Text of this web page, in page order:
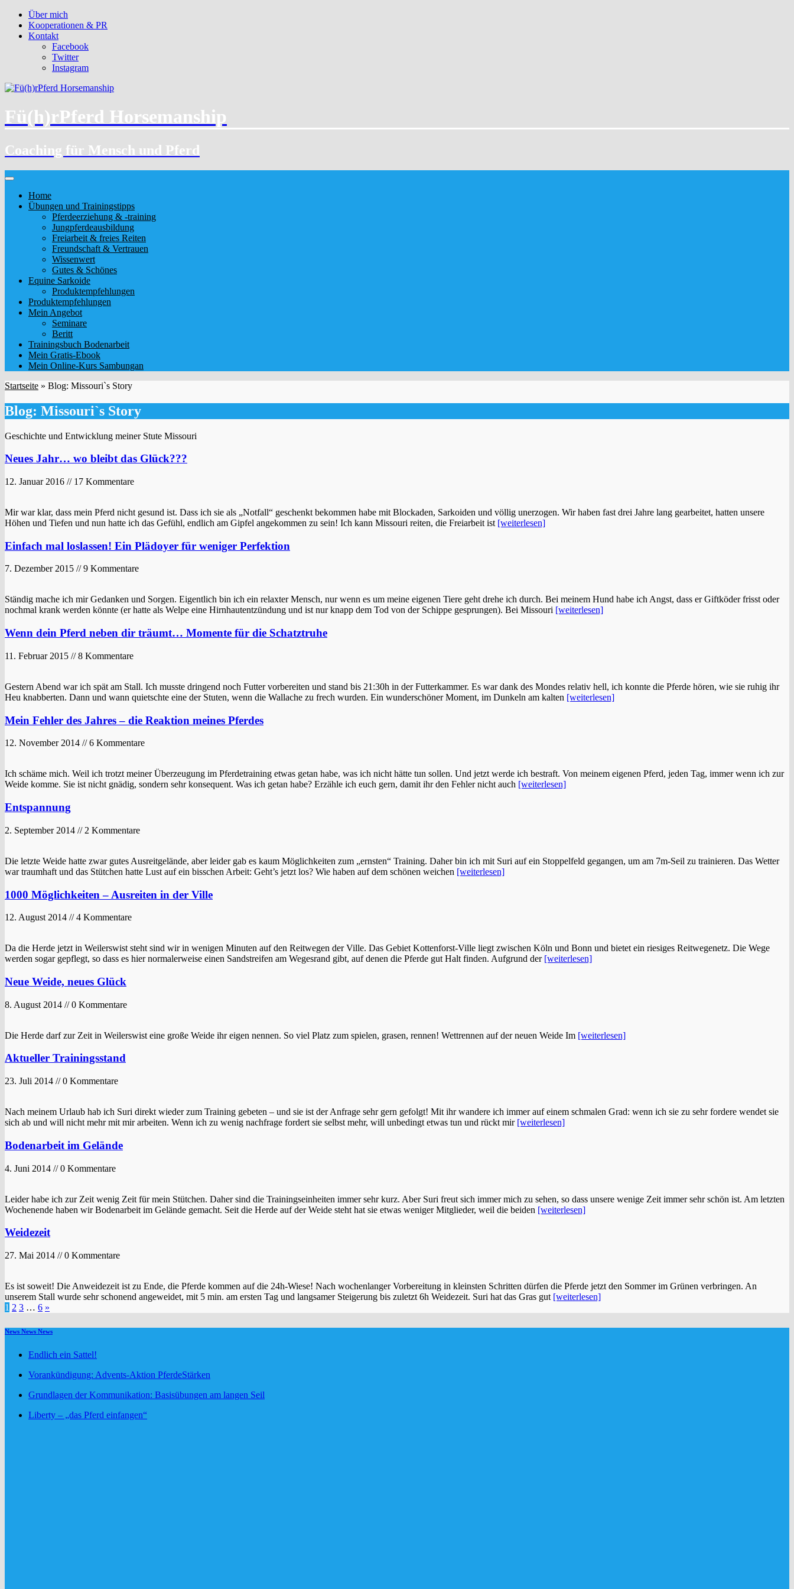
Über mich
Kooperationen & PR
Kontakt
Facebook
Twitter
Instagram
Fü(h)rPferd Horsemanship
Coaching für Mensch und Pferd
Home
Übungen und Trainingstipps
Pferdeerziehung & -training
Jungpferdeausbildung
Freiarbeit & freies Reiten
Freundschaft & Vertrauen
Wissenwert
Gutes & Schönes
Equine Sarkoide
Produktempfehlungen
Produktempfehlungen
Mein Angebot
Seminare
Beritt
Trainingsbuch Bodenarbeit
Mein Gratis-Ebook
Mein Online-Kurs Sambungan
Startseite » Blog: Missouri`s Story
Blog: Missouri`s Story
Geschichte und Entwicklung meiner Stute Missouri
Neues Jahr… wo bleibt das Glück???
12. Januar 2016 // 17 Kommentare
Mir war klar, dass mein Pferd nicht gesund ist. Dass ich sie als „Notfall“ geschenkt bekommen habe mit Blockaden, Sarkoiden und völlig unerzogen. Wir haben fast drei Jahre lang gearbeitet, hatten unsere
Höhen und Tiefen und nun hatte ich das Gefühl, endlich am Gipfel angekommen zu sein! Ich kann Missouri reiten, die Freiarbeit ist [weiterlesen]
Einfach mal loslassen! Ein Plädoyer für weniger Perfektion
7. Dezember 2015 // 9 Kommentare
Ständig mache ich mir Gedanken und Sorgen. Eigentlich bin ich ein relaxter Mensch, nur wenn es um meine eigenen Tiere geht drehe ich durch. Bei meinem Hund habe ich Angst, dass er Giftköder frisst oder
nochmal krank werden könnte (er hatte als Welpe eine Hirnhautentzündung und ist nur knapp dem Tod von der Schippe gesprungen). Bei Missouri [weiterlesen]
Wenn dein Pferd neben dir träumt… Momente für die Schatztruhe
11. Februar 2015 // 8 Kommentare
Gestern Abend war ich spät am Stall. Ich musste dringend noch Futter vorbereiten und stand bis 21:30h in der Futterkammer. Es war dank des Mondes relativ hell, ich konnte die Pferde hören, wie sie ruhig ihr
Heu knabberten. Dann und wann quietschte eine der Stuten, wenn die Wallache zu frech wurden. Ein wunderschöner Moment, im Dunkeln am kalten [weiterlesen]
Mein Fehler des Jahres – die Reaktion meines Pferdes
12. November 2014 // 6 Kommentare
Ich schäme mich. Weil ich trotzt meiner Überzeugung im Pferdetraining etwas getan habe, was ich nicht hätte tun sollen. Und jetzt werde ich bestraft. Von meinem eigenen Pferd, jeden Tag, immer wenn ich zur
Weide komme. Sie ist nicht gnädig, sondern sehr konsequent. Was ich getan habe? Erzähle ich euch gern, damit ihr den Fehler nicht auch [weiterlesen]
Entspannung
2. September 2014 // 2 Kommentare
Die letzte Weide hatte zwar gutes Ausreitgelände, aber leider gab es kaum Möglichkeiten zum „ernsten“ Training. Daher bin ich mit Suri auf ein Stoppelfeld gegangen, um am 7m-Seil zu trainieren. Das Wetter
war traumhaft und das Stütchen hatte Lust auf ein bisschen Arbeit: Geht’s jetzt los? Wie haben auf dem schönen weichen [weiterlesen]
1000 Möglichkeiten – Ausreiten in der Ville
12. August 2014 // 4 Kommentare
Da die Herde jetzt in Weilerswist steht sind wir in wenigen Minuten auf den Reitwegen der Ville. Das Gebiet Kottenforst-Ville liegt zwischen Köln und Bonn und bietet ein riesiges Reitwegenetz. Die Wege
werden sogar gepflegt, so dass es hier normalerweise einen Sandstreifen am Wegesrand gibt, auf denen die Pferde gut Halt finden. Aufgrund der [weiterlesen]
Neue Weide, neues Glück
8. August 2014 // 0 Kommentare
Die Herde darf zur Zeit in Weilerswist eine große Weide ihr eigen nennen. So viel Platz zum spielen, grasen, rennen! Wettrennen auf der neuen Weide Im [weiterlesen]
Aktueller Trainingsstand
23. Juli 2014 // 0 Kommentare
Nach meinem Urlaub hab ich Suri direkt wieder zum Training gebeten – und sie ist der Anfrage sehr gern gefolgt! Mit ihr wandere ich immer auf einem schmalen Grad: wenn ich sie zu sehr fordere wendet sie
sich ab und will nicht mehr mit mir arbeiten. Wenn ich zu wenig nachfrage fordert sie selbst mehr, will unbedingt etwas tun und rückt mir [weiterlesen]
Bodenarbeit im Gelände
4. Juni 2014 // 0 Kommentare
Leider habe ich zur Zeit wenig Zeit für mein Stütchen. Daher sind die Trainingseinheiten immer sehr kurz. Aber Suri freut sich immer mich zu sehen, so dass unsere wenige Zeit immer sehr schön ist. Am letzten
Wochenende haben wir Bodenarbeit im Gelände gemacht. Seit die Herde auf der Weide steht hat sie etwas weniger Mitglieder, weil die beiden [weiterlesen]
Weidezeit
27. Mai 2014 // 0 Kommentare
Es ist soweit! Die Anweidezeit ist zu Ende, die Pferde kommen auf die 24h-Wiese! Nach wochenlanger Vorbereitung in kleinsten Schritten dürfen die Pferde jetzt den Sommer im Grünen verbringen. An
unserem Stall wurde sehr schonend angeweidet, mit 5 min. am ersten Tag und langsamer Steigerung bis zuletzt 6h Weidezeit. Suri hat das Gras gut [weiterlesen]
1 2 3 … 6 »
News News News
Endlich ein Sattel!
Vorankündigung: Advents-Aktion PferdeStärken
Grundlagen der Kommunikation: Basisübungen am langen Seil
Liberty – „das Pferd einfangen“